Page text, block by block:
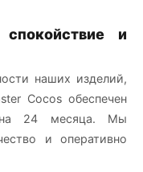
и
наших изделий,
Cocos обеспечен
на 24 месяца. Мы
и оперативно